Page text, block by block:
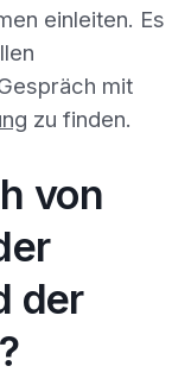
einleiten. Es
mit
zu finden.
von
der